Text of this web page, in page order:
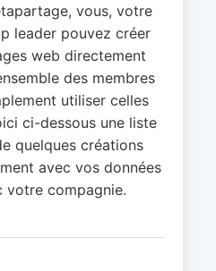
vous, votre
leader pouvez créer
web directement
des membres
utiliser celles
ci-dessous une liste
quelques créations
avec vos données
votre compagnie.